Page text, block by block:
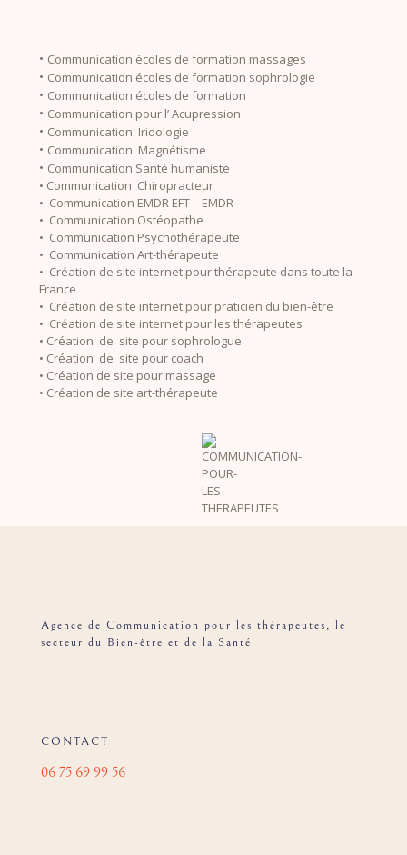
• Communication écoles de formation massages
• Communication écoles de formation sophrologie
• Communication écoles de formation
• Communication pour l’ Acupression
• Communication Iridologie
• Communication Magnétisme
• Communication Santé humaniste
• Communication Chiropracteur
• Communication EMDR EFT – EMDR
• Communication Ostéopathe
• Communication Psychothérapeute
• Communication Art-thérapeute
• Création de site internet pour thérapeute dans toute la
France
• Création de site internet pour praticien du bien-être
• Création de site internet pour les thérapeutes
• Création de site pour sophrologue
• Création de site pour coach
• Création de site pour massage
• Création de site art-thérapeute
Agence de Communication pour les thérapeutes, le
secteur du Bien-être et de la Santé
CONTACT
06 75 69 99 56